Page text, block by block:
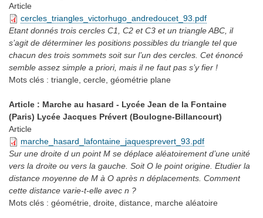
Article
cercles_triangles_victorhugo_andredoucet_93.pdf
Etant donnés trois cercles C1, C2 et C3 et un triangle ABC, il
s’agit de déterminer les positions possibles du triangle tel que
chacun des trois sommets soit sur l’un des cercles. Cet énoncé
semble assez simple a priori, mais il ne faut pas s’y fier !
Mots clés : triangle, cercle, géométrie plane
Article : Marche au hasard - Lycée Jean de la Fontaine
(Paris) Lycée Jacques Prévert (Boulogne-Billancourt)
Article
marche_hasard_lafontaine_jaquesprevert_93.pdf
Sur une droite d un point M se déplace aléatoirement d’une unité
vers la droite ou vers la gauche. Soit O le point origine. Etudier la
distance moyenne de M à O après n déplacements. Comment
cette distance varie-t-elle avec n ?
Mots clés : géométrie, droite, distance, marche aléatoire